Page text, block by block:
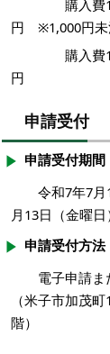
購入費
円 ※1,000円未
購入費
円
申請受付
申請受付期間
令和7年7月1
月13日（金曜日
申請受付方法
電子申請ま
（米子市加茂
階）